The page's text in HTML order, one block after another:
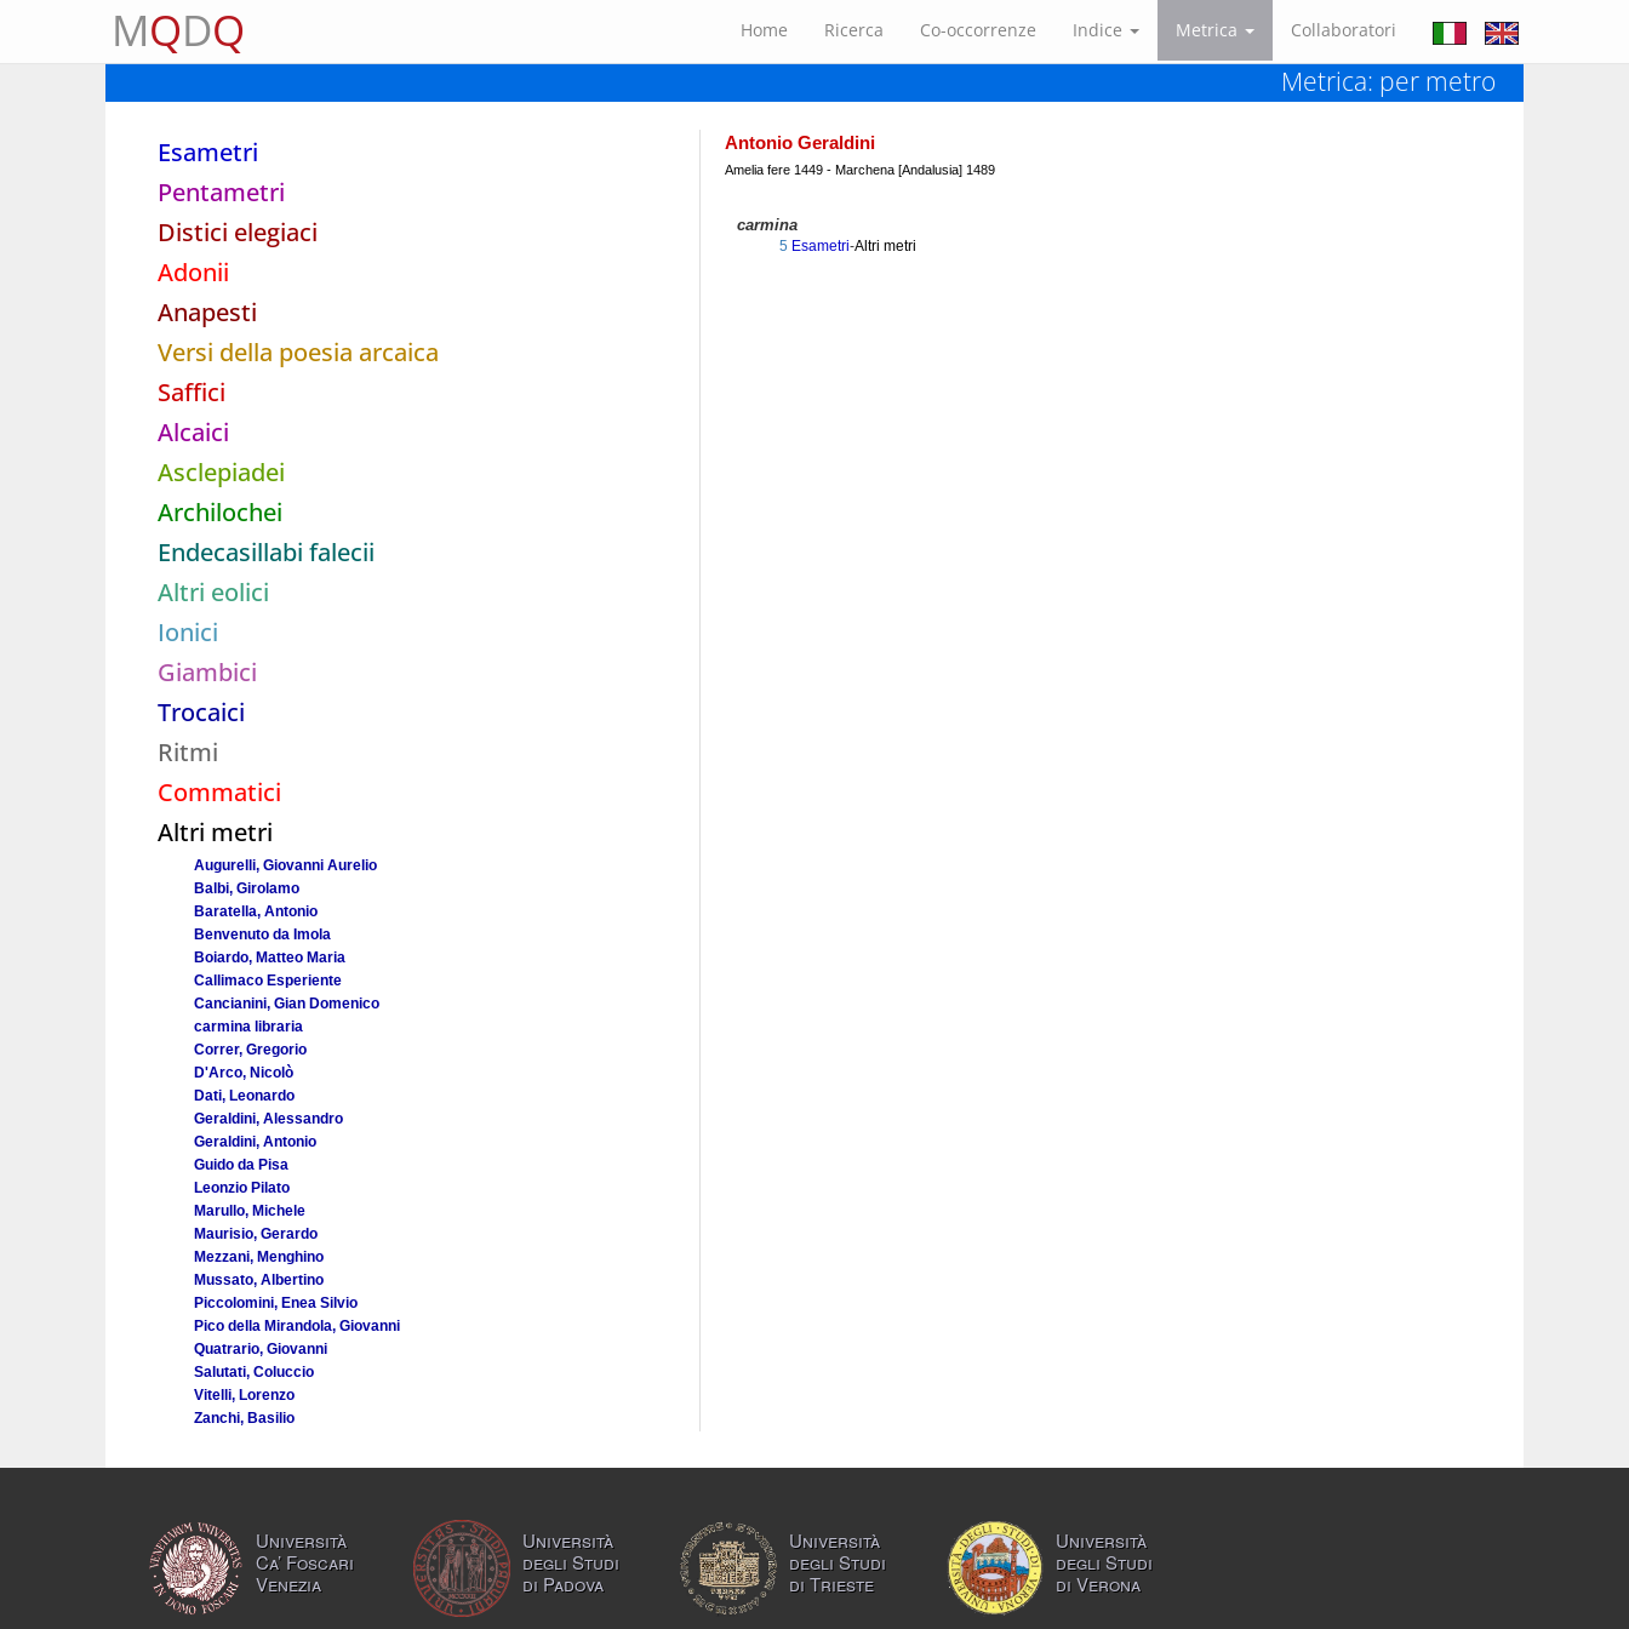
MQDQ Home Ricerca Co-occorrenze Indice Metrica Collaboratori
Metrica: per metro
Esametri
Pentametri
Distici elegiaci
Adonii
Anapesti
Versi della poesia arcaica
Saffici
Alcaici
Asclepiadei
Archilochei
Endecasillabi falecii
Altri eolici
Ionici
Giambici
Trocaici
Ritmi
Commatici
Altri metri
Augurelli, Giovanni Aurelio
Balbi, Girolamo
Baratella, Antonio
Benvenuto da Imola
Boiardo, Matteo Maria
Callimaco Esperiente
Cancianini, Gian Domenico
carmina libraria
Correr, Gregorio
D'Arco, Nicolò
Dati, Leonardo
Geraldini, Alessandro
Geraldini, Antonio
Guido da Pisa
Leonzio Pilato
Marullo, Michele
Maurisio, Gerardo
Mezzani, Menghino
Mussato, Albertino
Piccolomini, Enea Silvio
Pico della Mirandola, Giovanni
Quatrario, Giovanni
Salutati, Coluccio
Vitelli, Lorenzo
Zanchi, Basilio
Antonio Geraldini
Amelia fere 1449 - Marchena [Andalusia] 1489
carmina
5 Esametri-Altri metri
Università
Ca’ Foscari
Venezia
Università
degli Studi
di Padova
Università
degli Studi
di Trieste
Università
degli Studi
di Verona